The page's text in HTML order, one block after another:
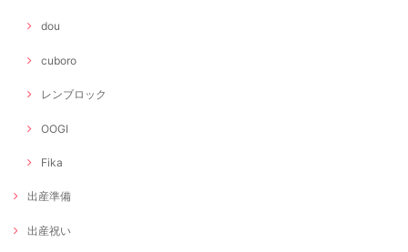
dou
cuboro
レンブロック
OOGI
Fika
出産準備
出産祝い